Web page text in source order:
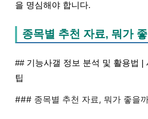
을 명심해야 합니다.
종목별 추천 자료, 뭐가
## 기능사갤 정보 분석 및 활용법 |
팁
### 종목별 추천 자료, 뭐가 좋을